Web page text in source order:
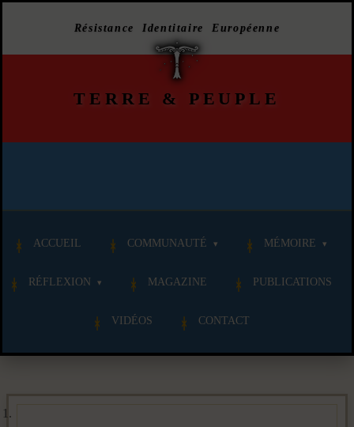
Résistance Identitaire Européenne
TERRE & PEUPLE
ACCUEIL COMMUNAUTÉ MÉMOIRE
RÉFLEXION MAGAZINE PUBLICATIONS
VIDÉOS CONTACT